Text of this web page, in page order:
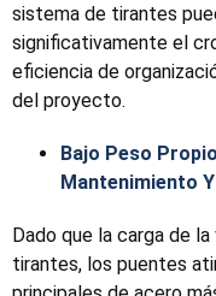
sistema de tirantes
significativamente el
eficiencia de
del proyecto.
Bajo Peso
Mantenimiento
Dado que la carga de
tirantes, los puentes